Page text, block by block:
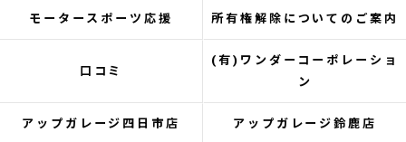
モータースポーツ応援 所有権解除についてのご案内
口コミ
(有)ワンダーコーポレーショ
ン
アップガレージ四日市店 アップガレージ鈴鹿店